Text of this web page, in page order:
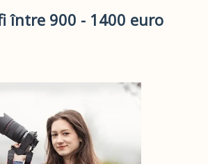
între 900 - 1400 euro